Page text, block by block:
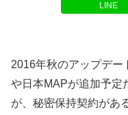
LINE
2016年秋のアップデー
や日本MAPが追加予定
が、秘密保持契約があ